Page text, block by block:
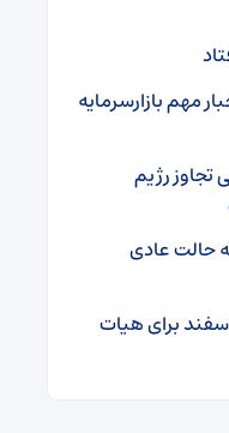
مهم بازارسرمایه
رژیم
حالت عادی
برای هیات